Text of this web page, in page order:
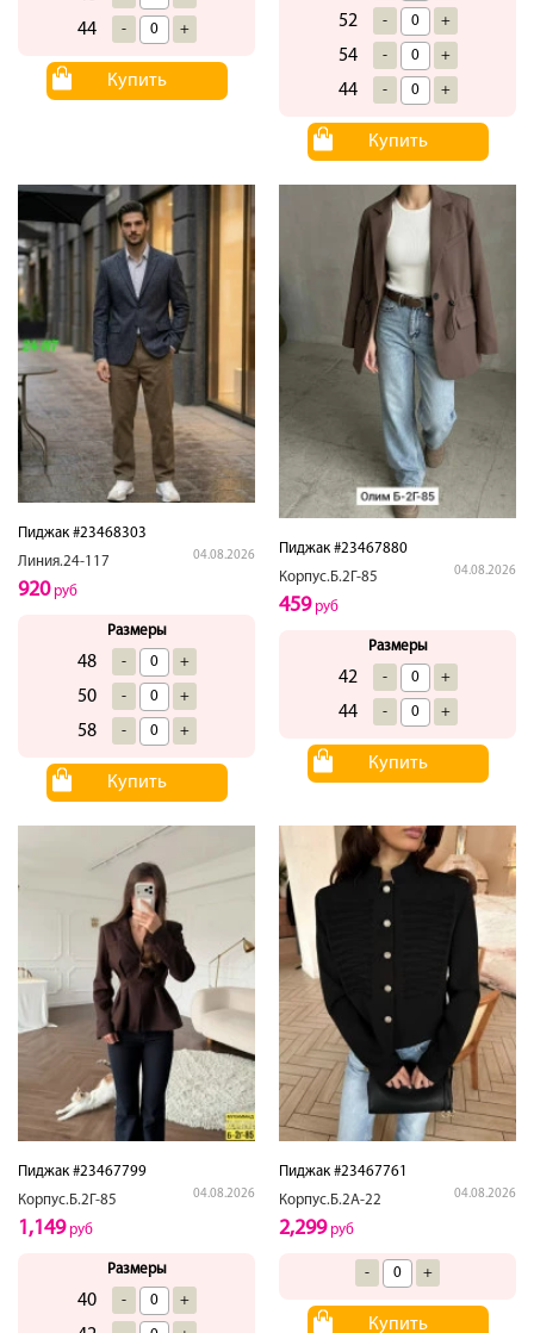
44 - +
Купить
52 - +
54 - +
44 - +
Купить
Пиджак #23468303
Линия.24-117
04.08.2026
920руб
Размеры
48 - +
50 - +
58 - +
Купить
Пиджак #23467880
Корпус.Б.2Г-85
04.08.2026
459руб
Размеры
42 - +
44 - +
Купить
Пиджак #23467799
Корпус.Б.2Г-85
04.08.2026
1,149руб
Размеры
40 - +
Пиджак #23467761
Корпус.Б.2А-22
04.08.2026
2,299руб
- +
Купить